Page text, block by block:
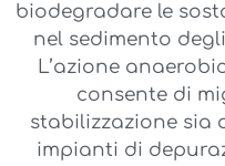
biodegradare le
nel sedimento
L’azione
consente di
stabilizzazione sia
impianti di